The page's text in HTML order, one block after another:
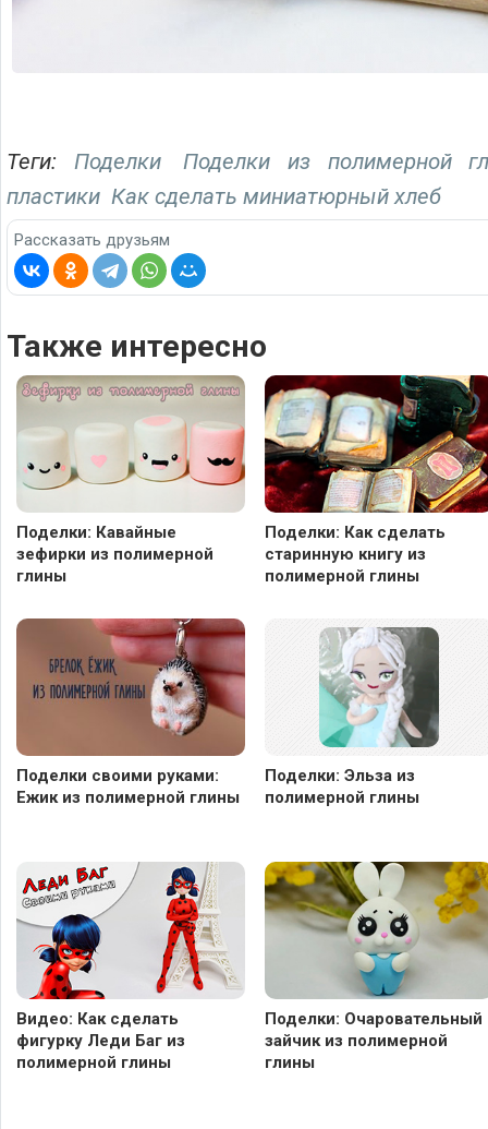
Теги: Поделки
Поделки из полимерной
пластики Как сделать миниатюрный хлеб
Рассказать друзьям
Также интересно
Поделки: Кавайные
зефирки из полимерной
глины
Поделки: Как сделать
старинную книгу из
полимерной глины
Поделки своими руками:
Ежик из полимерной глины
Поделки: Эльза из
полимерной глины
Видео: Как сделать
фигурку Леди Баг из
полимерной глины
Поделки: Очаровательный
зайчик из полимерной
глины